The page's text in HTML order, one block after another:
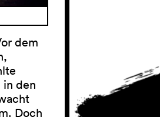
dem
in den
Doch